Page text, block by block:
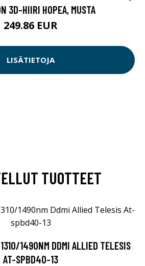
3D-HIIRI HOPEA, MUSTA
249.86 EUR
LISÄTIETOJA
TUOTTEET
1490NM DDMI ALLIED TELESIS
AT-SPBD40-13